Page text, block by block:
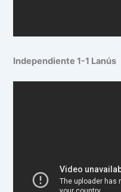
Independiente 1-1 Lanús